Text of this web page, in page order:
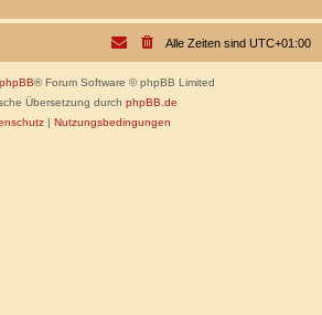
Alle Zeiten sind UTC+01:00
phpBB® Forum Software © phpBB Limited
Übersetzung durch phpBB.de
| Nutzungsbedingungen